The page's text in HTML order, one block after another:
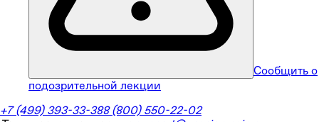
Сообщить о
подозрительной лекции
+7 (499) 393-33-388 (800) 550-22-02